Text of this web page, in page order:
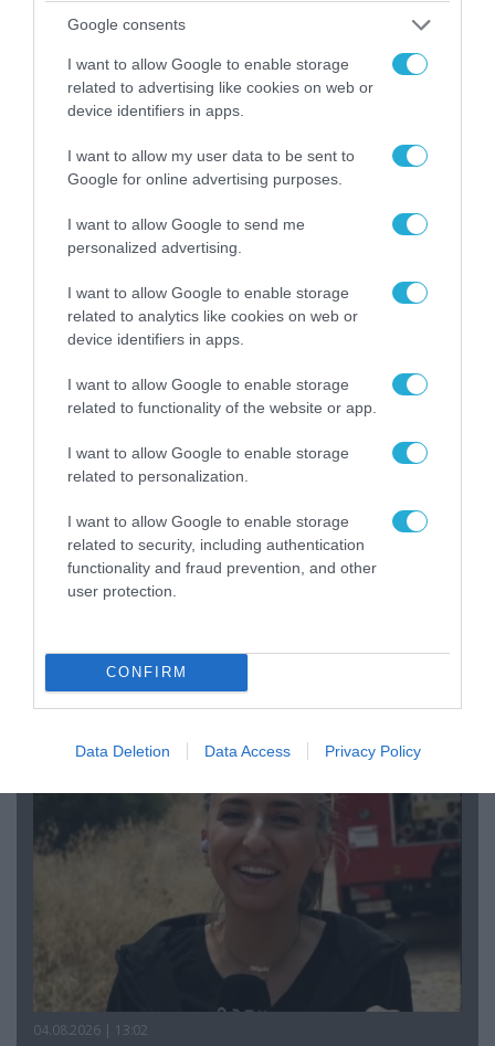
Google consents
I want to allow Google to enable storage
related to advertising like cookies on web or
device identifiers in apps.
I want to allow my user data to be sent to
Google for online advertising purposes.
I want to allow Google to send me
personalized advertising.
I want to allow Google to enable storage
related to analytics like cookies on web or
device identifiers in apps.
I want to allow Google to enable storage
related to functionality of the website or app.
I want to allow Google to enable storage
related to personalization.
I want to allow Google to enable storage
related to security, including authentication
functionality and fraud prevention, and other
user protection.
CONFIRM
Data Deletion Data Access Privacy Policy
«Οι εντελώς αθώοι»: Η ανάρτηση του Αρκά για
τα ζώα που χάθηκαν στις πυρκαγιές της
Αττικής (φωτο)
04.08.2026 | 15:02
Αυτή την ώρα το τελευταίο «αντίο» στον πρώην
υπουργό Ι.Βαρβιτσιώτη (φωτο)
04.08.2026 | 13:02